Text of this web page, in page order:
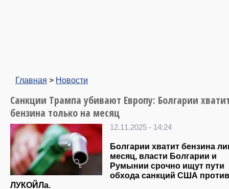
Главная > Новости
Санкции Трампа убивают Европу: Болгарии
бензина только на месяц
12.11.2025 - 14:24
Болгарии хватит бензина
месяц, власти Болгарии и
Румынии срочно ищут пути
обхода санкций США против
ЛУКОЙЛа.